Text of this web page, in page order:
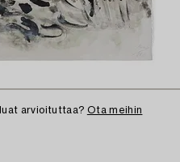
arvioituttaa? Ota meihin